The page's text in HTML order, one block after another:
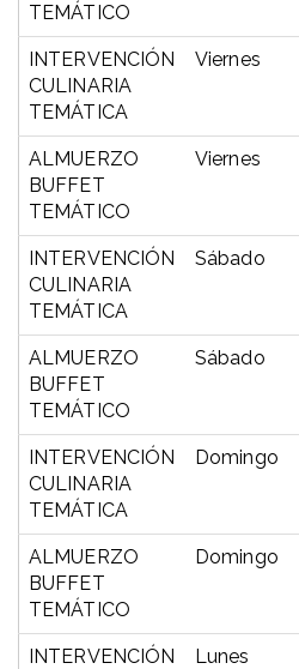
TEMÁTICO
INTERVENCIÓN
CULINARIA
TEMÁTICA
Viernes
ALMUERZO
BUFFET
TEMÁTICO
Viernes
INTERVENCIÓN
CULINARIA
TEMÁTICA
Sábado
ALMUERZO
BUFFET
TEMÁTICO
Sábado
INTERVENCIÓN
CULINARIA
TEMÁTICA
Domingo
ALMUERZO
BUFFET
TEMÁTICO
Domingo
INTERVENCIÓN
Lunes